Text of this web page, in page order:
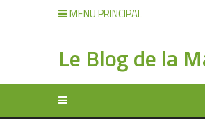
MENU PRINCIPAL
Le Blog de la